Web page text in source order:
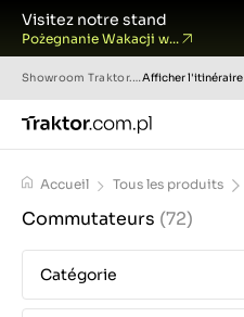
Visitez notre stand
Pożegnanie Wakacji w...
Showroom Traktor.com.pl Afficher l'itinéraire
Accueil Tous les produits
Commutateurs (72)
Catégorie